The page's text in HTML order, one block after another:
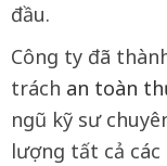
đầu.
Công ty đã
trách an toàn
ngũ kỹ sư
lượng tất cả